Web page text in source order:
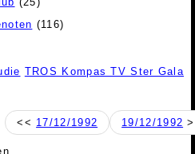
(116)
TROS Kompas TV Ster Gala
<< 17/12/1992 19/12/1992